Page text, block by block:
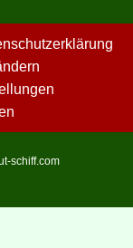
schiff.com